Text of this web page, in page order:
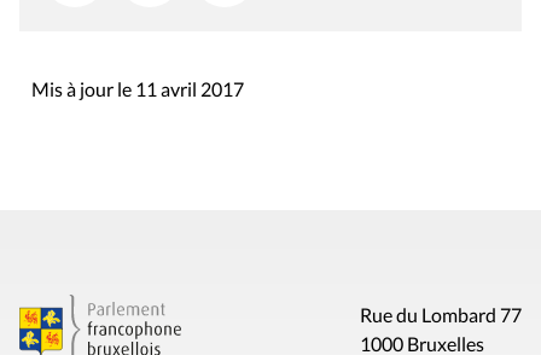
Mis à jour le 11 avril 2017
Rue du Lombard 77
1000 Bruxelles